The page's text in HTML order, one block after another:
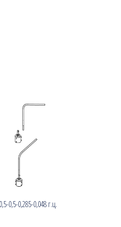
0,5-0,285-0,048 г.ц.